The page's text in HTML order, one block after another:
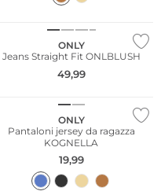
ONLY
Jeans Straight Fit ONLBLUSH
49,99
ONLY
Pantaloni jersey da ragazza
KOGNELLA
19,99